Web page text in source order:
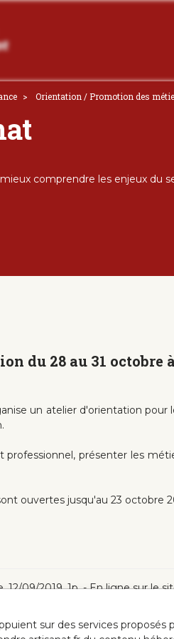
Orientation / Promotion des
comprendre les enjeux du
du 28 au 31
un atelier d'orientation
présenter les
ouvertes jusqu'au 23 octobre
12/09/2019, 1p. - En ligne sur le
sur des services